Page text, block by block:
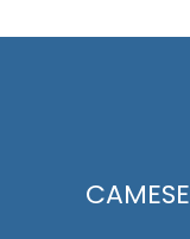
CAMESE